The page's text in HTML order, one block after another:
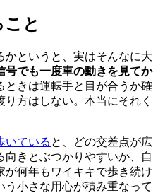
と
かというと、実はそんなに大
号でも一度車の動きを見てか
ときは運転手と目が合うか確
方はしない。本当にそれく
いている と、どの交差点が広
向きとぶつかりやすいか、自
何年もワイキキで歩き続け
小さな用心が積み重なって